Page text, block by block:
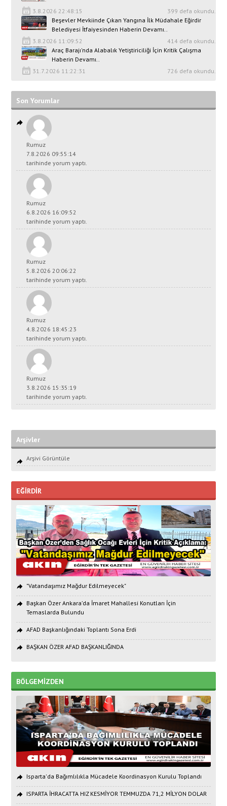
3.8.2026 22:48:15
399 defa okundu.
Beşevler Mevkiinde Çıkan Yangına İlk Müdahale Eğirdir
Belediyesi İtfaiyesinden Haberin Devamı..
3.8.2026 11:09:52
414 defa okundu.
Araç Barajı'nda Alabalık Yetiştiriciliği İçin Kritik Çalışma
Haberin Devamı..
31.7.2026 11:22:31
726 defa okundu.
Son Yorumlar
Rumuz
7.8.2026 09:55:14
tarihinde yorum yaptı.
Rumuz
6.8.2026 16:09:52
tarihinde yorum yaptı.
Rumuz
5.8.2026 20:06:22
tarihinde yorum yaptı.
Rumuz
4.8.2026 18:45:23
tarihinde yorum yaptı.
Rumuz
3.8.2026 15:35:19
tarihinde yorum yaptı.
Arşivler
Arşivi Görüntüle
EĞİRDİR
"Vatandaşımız Mağdur Edilmeyecek"
Başkan Özer Ankara’da İmaret Mahallesi Konutları İçin
Temaslarda Bulundu
AFAD Başkanlığındaki Toplantı Sona Erdi
BAŞKAN ÖZER AFAD BAŞKANLIĞINDA
BÖLGEMİZDEN
Isparta'da Bağımlılıkla Mücadele Koordinasyon Kurulu Toplandı
ISPARTA İHRACATTA HIZ KESMİYOR TEMMUZDA 71,2 MİLYON DOLAR